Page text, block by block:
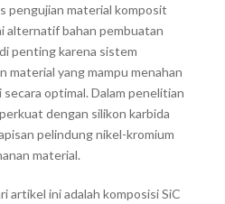
pengujian material komposit
alternatif bahan pembuatan
penting karena sistem
material yang mampu menahan
optimal. Dalam penelitian
dengan silikon karbida
pelindung nikel-kromium
material.
artikel ini adalah komposisi SiC